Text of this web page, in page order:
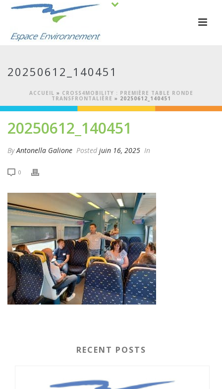
20250612_140451
ACCUEIL » CROSS4MOBILITY : PREMIÈRE TABLE RONDE
TRANSFRONTALIÈRE » 20250612_140451
20250612_140451
ByAntonella Galione Posted juin 16, 2025 In
0
RECENT POSTS